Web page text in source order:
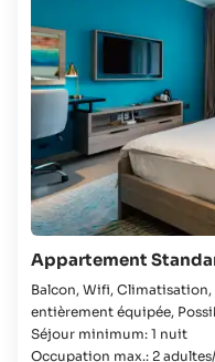
Appartement
Balcon, Wifi, Climatisation, Serviettes de plage, Cuisine
entièrement équipée, Possibilité de préparer du thé ou du café,
Sèche-cheveux, Télévision, Douche à l'italienne Appartement,
Chambre, Familles, Groupes, Lune de miel, Voyageurs
Séjour minimum: 1 nuit
Occupation max.: 2